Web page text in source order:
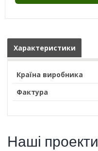
Характеристики
Країна виробника
Фактура
Наші проекти